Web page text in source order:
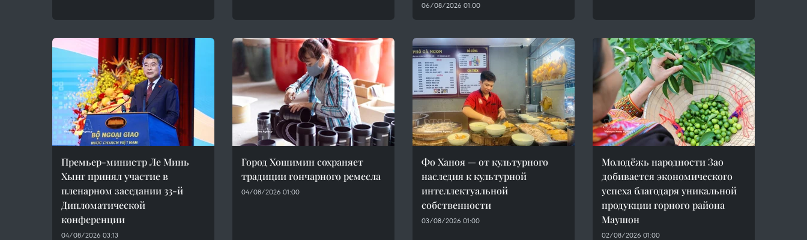
06/08/2026 01:00
Премьер-министр Ле Минь
Хынг принял участие в
пленарном заседании 33-й
Дипломатической
конференции
04/08/2026 03:13
Город Хошимин сохраняет
традиции гончарного ремесла
04/08/2026 01:00
Фо Ханоя — от культурного
наследия к культурной
интеллектуальной
собственности
03/08/2026 01:00
Молодёжь народности Зао
добивается экономического
успеха благодаря уникальной
продукции горного района
Маушон
02/08/2026 01:00